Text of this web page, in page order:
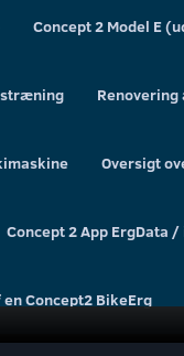
Concept 2 Model E
Renovering
Oversigt
Concept 2 App ErgData
Concept2 BikeErg